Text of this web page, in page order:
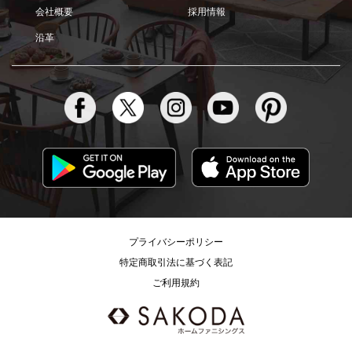
会社概要 採用情報
沿革
プライバシーポリシー
特定商取引法に基づく表記
ご利用規約